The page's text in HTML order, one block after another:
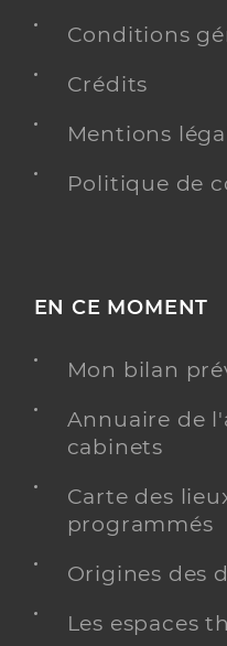
Conditions
Crédits
Mentions
Politique de
EN CE MOMENT
Mon bilan
Annuaire de
cabinets
Carte des
programmés
Origines des
Les espaces